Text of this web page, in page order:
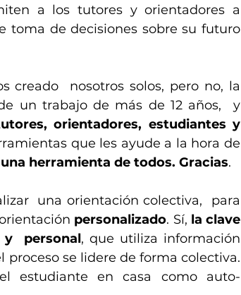
a los tutores y orientadores a
toma de decisiones sobre su futuro
creado  nosotros solos, pero no, la
un trabajo de más de 12 años,  y
orientadores, estudiantes y
que les ayude a la hora de
herramienta de todos. Gracias.
una orientación colectiva,  para
personalizado. Sí, la clave
y  personal, que utiliza información
se lidere de forma colectiva.
estudiante en casa como auto-